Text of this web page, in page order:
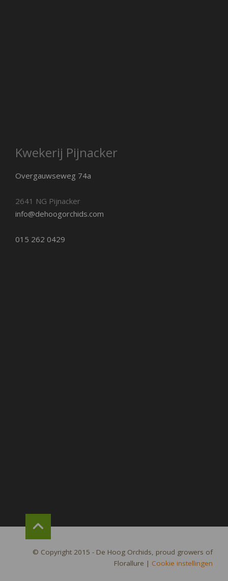
Kwekerij Pijnacker
Overgauwseweg 74a
2641 NG Pijnacker
info@dehoogorchids.com
015 262 0429
© Copyright 2015 - De Hoog Orchids, proud growers of
Florallure | Cookie instellingen